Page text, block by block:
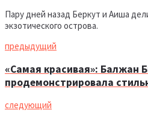
Пару дней назад Беркут и Аиша
экзотического острова.
предыдущий
«Самая красивая»: Балжан
продемонстрировала
следующий